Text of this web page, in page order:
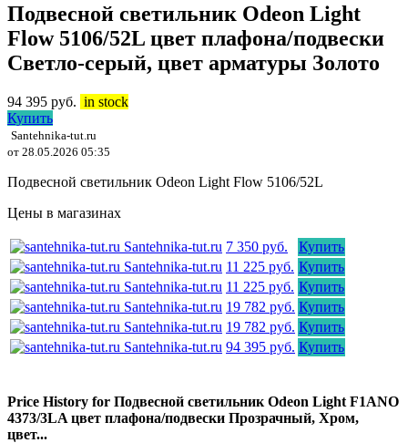
Подвесной светильник Odeon Light
Flow 5106/52L цвет плафона/подвески
Светло-серый, цвет арматуры Золото
94 395 руб. in stock
Купить
Santehnika-tut.ru
от 28.05.2026 05:35
Подвесной светильник Odeon Light Flow 5106/52L
Цены в магазинах
Santehnika-tut.ru 7 350 руб.
Купить
Santehnika-tut.ru 11 225 руб. Купить
Santehnika-tut.ru 11 225 руб. Купить
Santehnika-tut.ru 19 782 руб. Купить
Santehnika-tut.ru 19 782 руб. Купить
Santehnika-tut.ru 94 395 руб. Купить
Price History for Подвесной светильник Odeon Light F1ANO
4373/3LA цвет плафона/подвески Прозрачный, Хром,
цвет...